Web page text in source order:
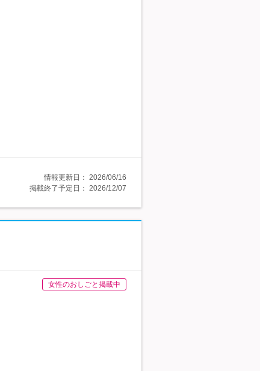
情報更新日： 2026/06/16
掲載終了予定日： 2026/12/07
女性のおしごと掲載中